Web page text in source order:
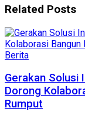
Related Posts
Berita
Gerakan Solusi
Dorong
Rumput